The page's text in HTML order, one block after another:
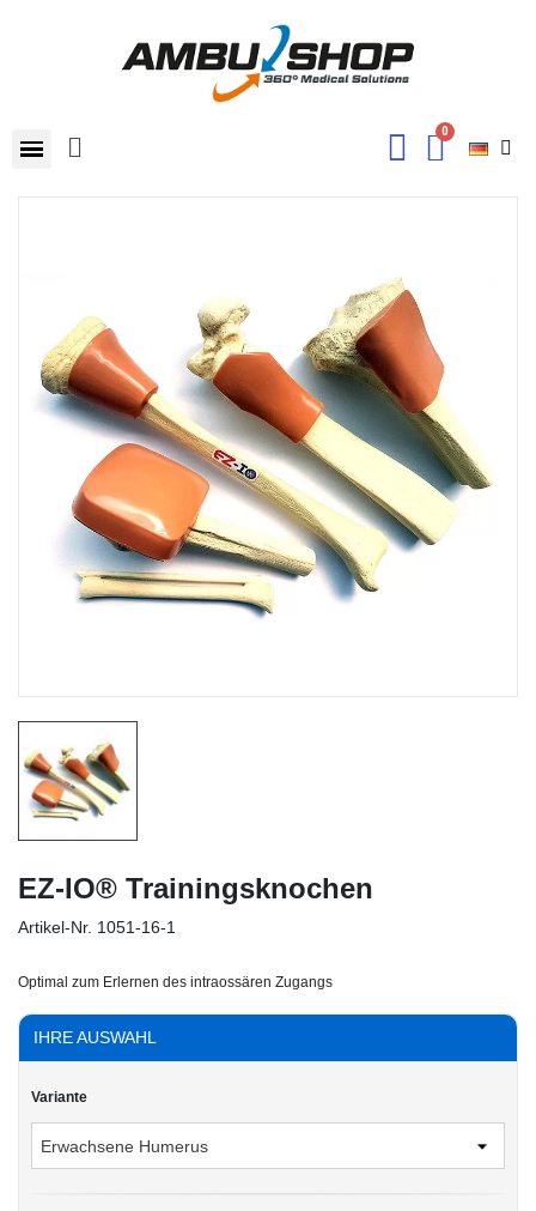
EZ-IO® Trainingsknochen
Artikel-Nr. 1051-16-1
Optimal zum Erlernen des intraossären Zugangs
IHRE AUSWAHL
Variante